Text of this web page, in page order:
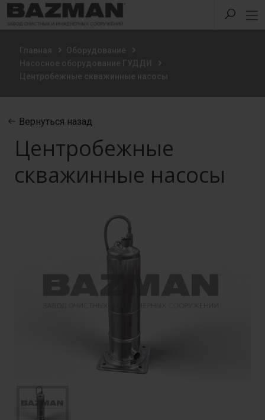
Главная
Оборудование
Насосное оборудование ГУДДИ
Центробежные скважинные насосы
Вернуться назад
Центробежные
скважинные насосы